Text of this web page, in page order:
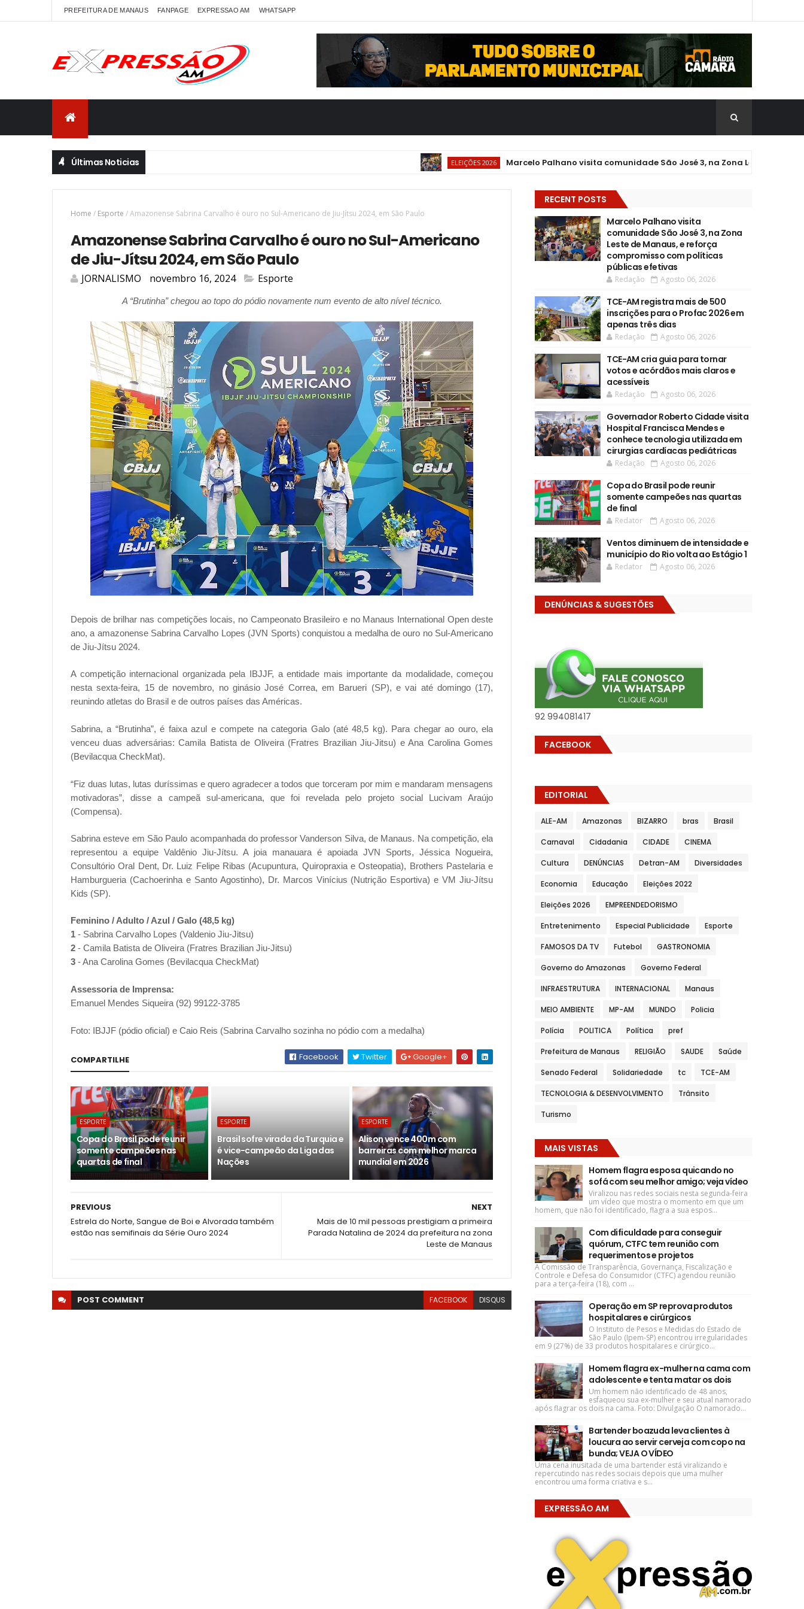
PREFEITURA DE MANAUS FANPAGE EXPRESSAO AM WHATSAPP
Últimas Noticias ELEIÇÕES 2026 Marcelo Palhano visita comunidade São José 3, na Zona Leste de
Home / Esporte /Amazonense Sabrina Carvalho é ouro no Sul-Americano de Jiu-Jítsu 2024, em São Paulo
Amazonense Sabrina Carvalho é ouro no Sul-Americano
de Jiu-Jítsu 2024, em São Paulo
JORNALISMO novembro 16, 2024 Esporte
A “Brutinha” chegou ao topo do pódio novamente num evento de alto nível técnico.
Depois de brilhar nas competições locais, no Campeonato Brasileiro e no Manaus International Open deste
ano, a amazonense Sabrina Carvalho Lopes (JVN Sports) conquistou a medalha de ouro no Sul-Americano
de Jiu-Jítsu 2024.
A competição internacional organizada pela IBJJF, a entidade mais importante da modalidade, começou
nesta sexta-feira, 15 de novembro, no ginásio José Correa, em Barueri (SP), e vai até domingo (17),
reunindo atletas do Brasil e de outros países das Américas.
Sabrina, a “Brutinha”, é faixa azul e compete na categoria Galo (até 48,5 kg). Para chegar ao ouro, ela
venceu duas adversárias: Camila Batista de Oliveira (Fratres Brazilian Jiu-Jitsu) e Ana Carolina Gomes
(Bevilacqua CheckMat).
“Fiz duas lutas, lutas duríssimas e quero agradecer a todos que torceram por mim e mandaram mensagens
motivadoras”, disse a campeã sul-americana, que foi revelada pelo projeto social Lucivam Araújo
(Compensa).
Sabrina esteve em São Paulo acompanhada do professor Vanderson Silva, de Manaus. Na competição, ela
representou a equipe Valdênio Jiu-Jítsu. A joia manauara é apoiada JVN Sports, Jéssica Nogueira,
Consultório Oral Dent, Dr. Luiz Felipe Ribas (Acupuntura, Quiropraxia e Osteopatia), Brothers Pastelaria e
Hamburgueria (Cachoerinha e Santo Agostinho), Dr. Marcos Vinícius (Nutrição Esportiva) e VM Jiu-Jítsu
Kids (SP).
Feminino / Adulto / Azul / Galo (48,5 kg)
1 - Sabrina Carvalho Lopes (Valdenio Jiu-Jitsu)
2 - Camila Batista de Oliveira (Fratres Brazilian Jiu-Jitsu)
3 - Ana Carolina Gomes (Bevilacqua CheckMat)
Assessoria de Imprensa:
Emanuel Mendes Siqueira (92) 99122-3785
Foto: IBJJF (pódio oficial) e Caio Reis (Sabrina Carvalho sozinha no pódio com a medalha)
COMPARTILHE Facebook Twitter Google+
ESPORTE
Copa do Brasil pode reunir
somente campeões nas
quartas de final
ESPORTE
Brasil sofre virada da Turquia e
é vice-campeão da Liga das
Nações
ESPORTE
Alison vence 400m com
barreiras com melhor marca
mundial em 2026
NEXT
Mais de 10 mil pessoas prestigiam a primeira
Parada Natalina de 2024 da prefeitura na zona
Leste de Manaus
PREVIOUS
Estrela do Norte, Sangue de Boi e Alvorada também
estão nas semifinais da Série Ouro 2024
POST COMMENT FACEBOOK DISQUS
RECENT POSTS
Marcelo Palhano visita
comunidade São José 3, na Zona
Leste de Manaus, e reforça
compromisso com políticas
públicas efetivas
Redação Agosto 06, 2026
TCE-AM registra mais de 500
inscrições para o Profac 2026 em
apenas três dias
Redação Agosto 06, 2026
TCE-AM cria guia para tornar
votos e acórdãos mais claros e
acessíveis
Redação Agosto 06, 2026
Governador Roberto Cidade visita
Hospital Francisca Mendes e
conhece tecnologia utilizada em
cirurgias cardíacas pediátricas
Redação Agosto 06, 2026
Copa do Brasil pode reunir
somente campeões nas quartas
de final
Redator Agosto 06, 2026
Ventos diminuem de intensidade e
município do Rio volta ao Estágio 1
Redator Agosto 06, 2026
DENÚNCIAS & SUGESTÕES
92 994081417
FACEBOOK
EDITORIAL
ALE-AM Amazonas BIZARRO bras Brasil
Carnaval Cidadania CIDADE CINEMA
Cultura DENÚNCIAS Detran-AM Diversidades
Economia Educação Eleições 2022
Eleições 2026 EMPREENDEDORISMO
Entretenimento Especial Publicidade Esporte
FAMOSOS DA TV Futebol GASTRONOMIA
Governo do Amazonas Governo Federal
INFRAESTRUTURA INTERNACIONAL Manaus
MEIO AMBIENTE MP-AM MUNDO Policia
Polícia POLITICA Política pref
Prefeitura de Manaus RELIGIÃO SAUDE Saúde
Senado Federal Solidariedade tc TCE-AM
TECNOLOGIA & DESENVOLVIMENTO Trânsito
Turismo
MAIS VISTAS
Homem flagra esposa quicando no
sofá com seu melhor amigo; veja vídeo
Viralizou nas redes sociais nesta segunda-feira
um vídeo que mostra o momento em que um
homem, que não foi identificado, flagra a sua espos...
Com dificuldade para conseguir
quórum, CTFC tem reunião com
requerimentos e projetos
A Comissão de Transparência, Governança, Fiscalização e
Controle e Defesa do Consumidor (CTFC) agendou reunião
para a terça-feira (18), com ...
Operação em SP reprova produtos
hospitalares e cirúrgicos
O Instituto de Pesos e Medidas do Estado de
São Paulo (Ipem-SP) encontrou irregularidades
em 9 (27%) de 33 produtos hospitalares e cirúrgico...
Homem flagra ex-mulher na cama com
adolescente e tenta matar os dois
Um homem não identificado de 48 anos,
esfaqueou sua ex-mulher e seu atual namorado
após flagrar os dois na cama. Foto: Divulgação O namorado...
Bartender boazuda leva clientes à
loucura ao servir cerveja com copo na
bunda; VEJA O VÍDEO
Uma cena inusitada de uma bartender está viralizando e
repercutindo nas redes sociais depois que uma mulher
encontrou uma forma criativa e s...
EXPRESSÃO AM